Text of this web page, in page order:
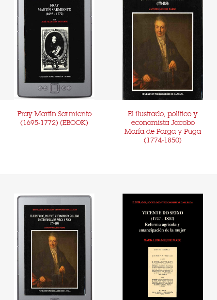
Fray Martín Sarmiento
(1695-1772) (EBOOK)
El ilustrado, político y
economista Jacobo
María de Parga y Puga
(1774-1850)